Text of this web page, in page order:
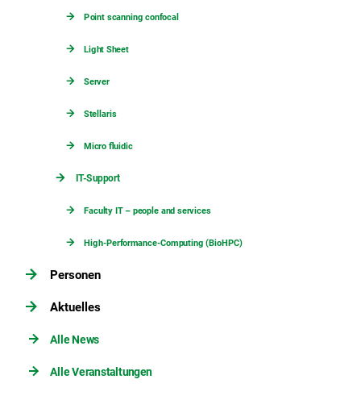
Point scanning confocal
Light Sheet
Server
Stellaris
Micro fluidic
IT-Support
Faculty IT – people and services
High-Performance-Computing (BioHPC)
Personen
Aktuelles
Alle News
Alle Veranstaltungen